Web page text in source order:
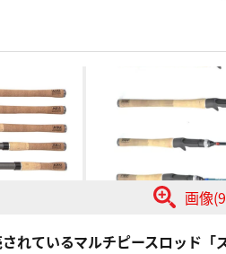
画像
れているマルチピースロッド